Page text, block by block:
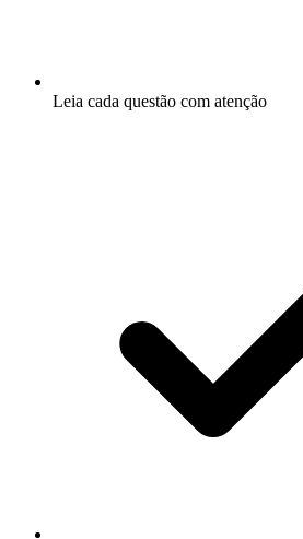
Leia cada questão com atenção